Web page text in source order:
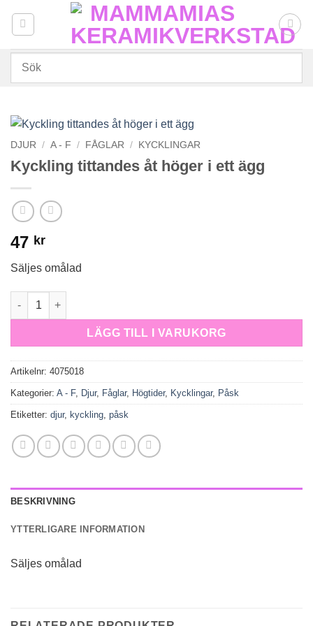
DJUR / A - F / FÅGLAR / KYCKLINGAR
Kyckling tittandes åt höger i ett ägg
47 kr
Säljes omålad
Kyckling tittandes åt höger i ett ägg mängd
LÄGG TILL I VARUKORG
Artikelnr: 4075018
Kategorier: A - F, Djur, Fåglar, Högtider, Kycklingar, Påsk
Etiketter: djur, kyckling, påsk
BESKRIVNING
YTTERLIGARE INFORMATION
Säljes omålad